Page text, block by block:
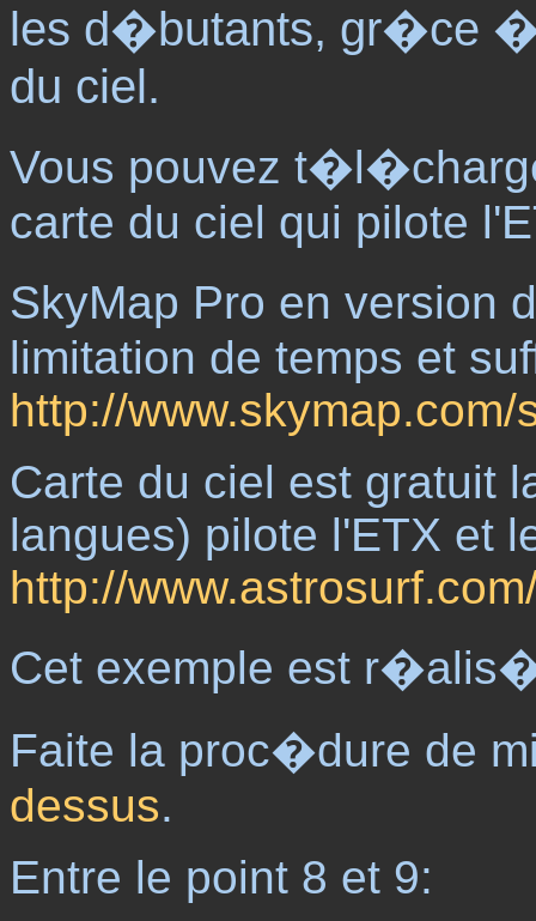
les d�butants, gr�ce �
du ciel.
Vous pouvez
carte du ciel qui pilote
SkyMap Pro en version
limitation de temps et
http://www.skymap.com/
Carte du ciel est gratuit
langues) pilote l'ETX et
http://
Cet exemple est
Faite la proc�dure de
dessus.
Entre le point 8 et 9: